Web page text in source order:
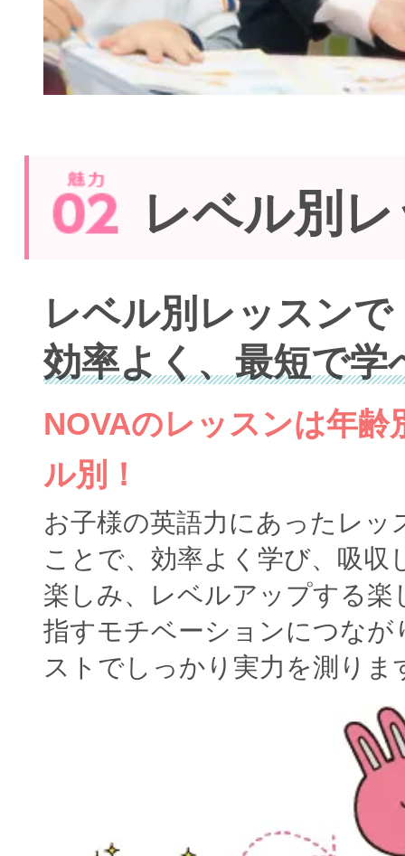
レベル別
レベル別レッスンで
効率よく、最短で学
NOVAのレッスンは年齢
ル別！
お子様の英語力にあったレッ
ことで、効率よく学び、吸収
楽しみ、レベルアップする楽
指すモチベーションにつなが
ストでしっかり実力を測りま